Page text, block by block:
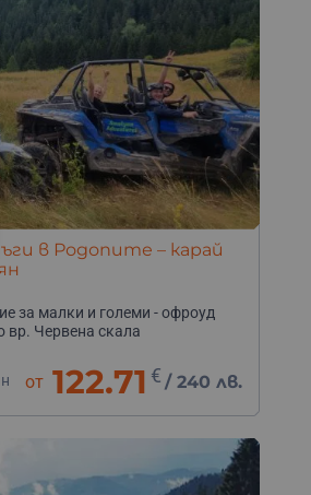
в Родопите – карай
за малки и големи - офроуд
вр. Червена скала
от 122.71 € /240 лв.